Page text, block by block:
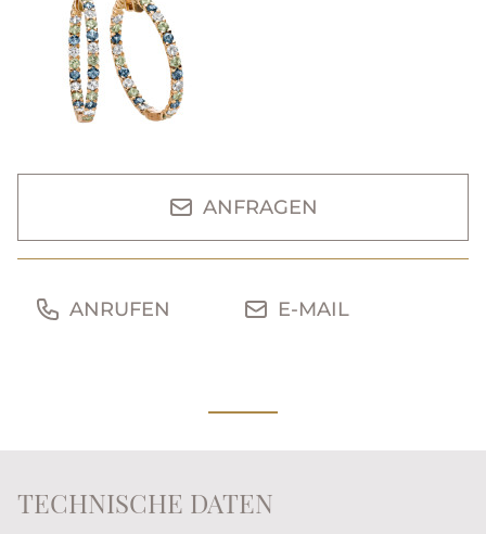
ANFRAGEN
ANRUFEN E-MAIL
TECHNISCHE DATEN